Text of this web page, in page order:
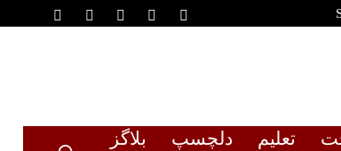
تعلیم دلچسپ
بلاگز